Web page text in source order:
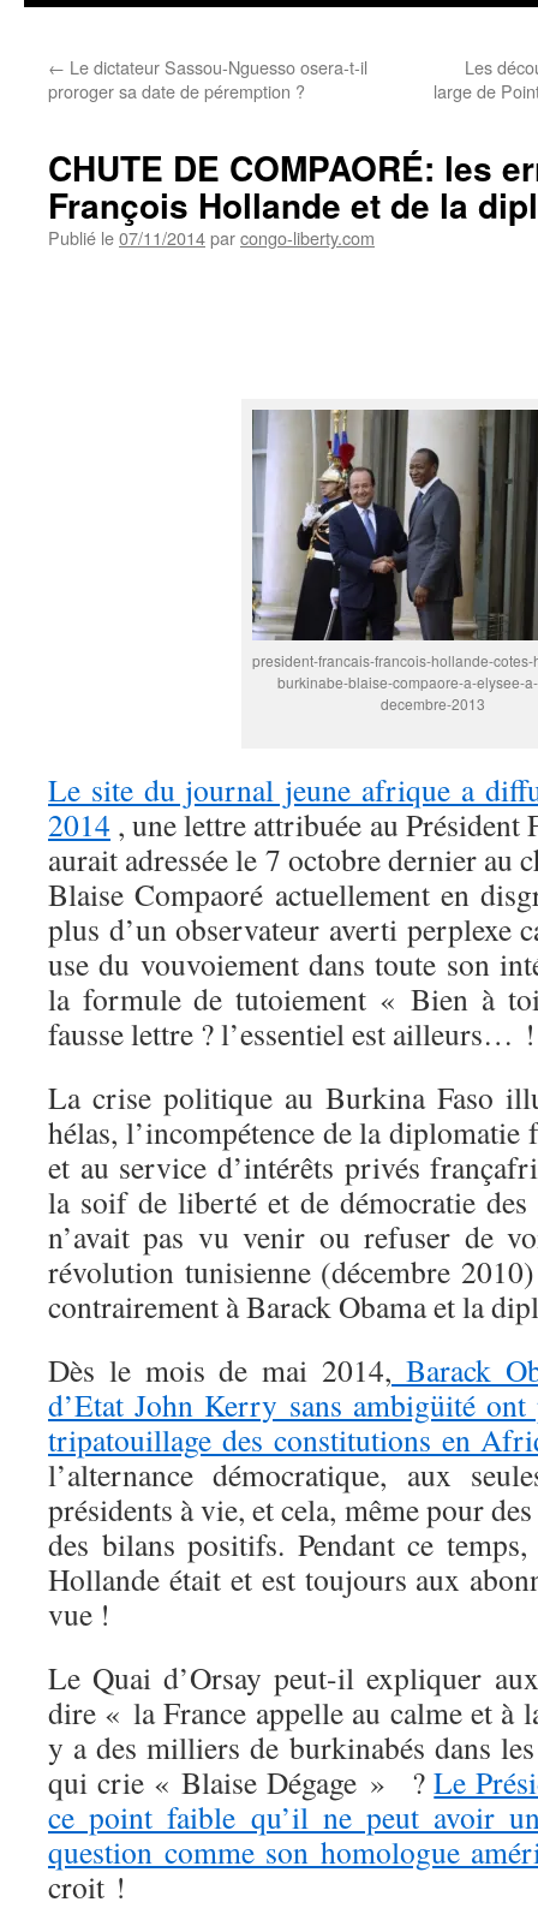
← Le dictateur Sassou-Nguesso osera-t-il
proroger sa date de péremption ?
Les
large de
CHUTE DE COMPAORÉ: les
François Hollande et de la
Publié le07/11/2014parcongo-liberty.com
president-francais-francois-hollande-
burkinabe-blaise-compaore-a-elysee-
decembre-2013
Le site du journal jeune afrique a
2014 , une lettre attribuée au Président
aurait adressée le 7 octobre dernier au
Blaise Compaoré actuellement en
plus d’un observateur averti perplexe
use du vouvoiement dans toute son
la formule de tutoiement « Bien à
fausse lettre ? l’essentiel est ailleurs… !
La crise politique au Burkina Faso
hélas, l’incompétence de la diplomatie
et au service d’intérêts privés
la soif de liberté et de démocratie
n’avait pas vu venir ou refuser de
révolution tunisienne (décembre
contrairement à Barack Obama et la
Dès le mois de mai 2014, Barack
d’Etat John Kerry sans ambigüité
tripatouillage des constitutions en
l’alternance démocratique, aux
présidents à vie, et cela, même pour
des bilans positifs. Pendant ce
Hollande était et est toujours aux
vue !
Le Quai d’Orsay peut-il expliquer
dire « la France appelle au calme et
y a des milliers de burkinabés dans
qui crie « Blaise Dégage » ?Le
ce point faible qu’il ne peut avoir
question comme son homologue
croit !